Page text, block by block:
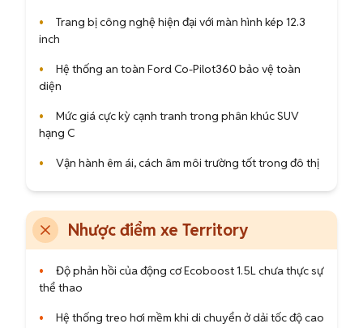
•
Trang bị công nghệ hiện đại với màn hình kép 12.3
inch
•
Hệ thống an toàn Ford Co-Pilot360 bảo vệ toàn
diện
•
Mức giá cực kỳ cạnh tranh trong phân khúc SUV
hạng C
• Vận hành êm ái, cách âm môi trường tốt trong đô thị
Nhược điểm xe Territory
•
Độ phản hồi của động cơ Ecoboost 1.5L chưa thực sự
thể thao
• Hệ thống treo hơi mềm khi di chuyển ở dải tốc độ cao